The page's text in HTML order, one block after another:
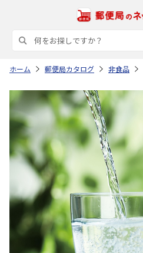
ホーム 郵便局カタログ 非食品